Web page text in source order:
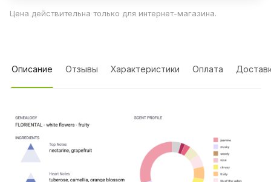
Цена действительна только для интернет-магазина.
Описание Отзывы Характеристики Оплата